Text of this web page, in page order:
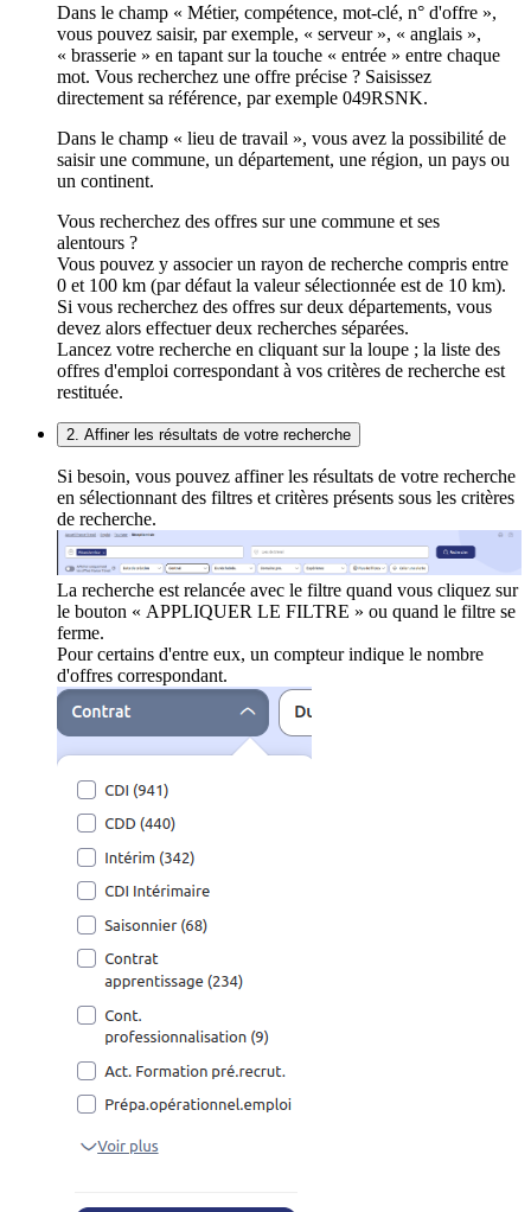
Dans le champ « Métier, compétence, mot-clé, n° d'offre »,
vous pouvez saisir, par exemple, « serveur », « anglais »,
« brasserie » en tapant sur la touche « entrée » entre chaque
mot. Vous recherchez une offre précise ? Saisissez
directement sa référence, par exemple 049RSNK.
Dans le champ « lieu de travail », vous avez la possibilité de
saisir une commune, un département, une région, un pays ou
un continent.
Vous recherchez des offres sur une commune et ses
alentours ?
Vous pouvez y associer un rayon de recherche compris entre
0 et 100 km (par défaut la valeur sélectionnée est de 10 km).
Si vous recherchez des offres sur deux départements, vous
devez alors effectuer deux recherches séparées.
Lancez votre recherche en cliquant sur la loupe ; la liste des
offres d'emploi correspondant à vos critères de recherche est
restituée.
2. Affiner les résultats de votre recherche
Si besoin, vous pouvez affiner les résultats de votre recherche
en sélectionnant des filtres et critères présents sous les critères
de recherche.
La recherche est relancée avec le filtre quand vous cliquez sur
le bouton « APPLIQUER LE FILTRE » ou quand le filtre se
ferme.
Pour certains d'entre eux, un compteur indique le nombre
d'offres correspondant.